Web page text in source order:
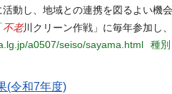
動し、地域との連携を図るよい
不老川クリーン作戦」に毎年参加し
a0507/seiso/sayama.html
種別
(令和7年度)